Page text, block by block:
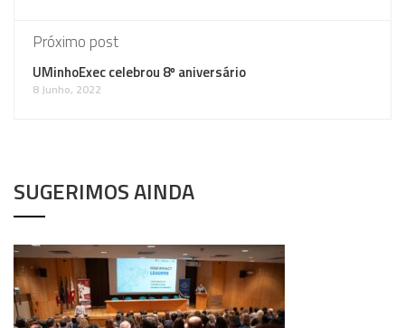
Próximo post
UMinhoExec celebrou 8º aniversário
8 Junho, 2022
SUGERIMOS AINDA